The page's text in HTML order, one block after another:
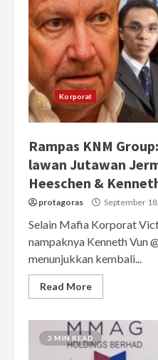
Korporat
Rampas KNM
lawan Jutawan
Heeschen &
protagoras September
Selain Mafia Korporat
nampaknya Kenneth Vun
menunjukkan kembali...
Read More
3 MIN READ